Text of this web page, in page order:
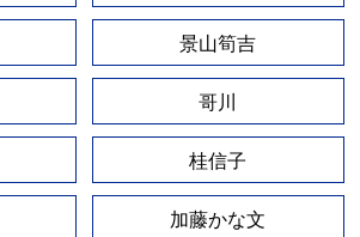
景山筍吉
哥川
桂信子
加藤かな文